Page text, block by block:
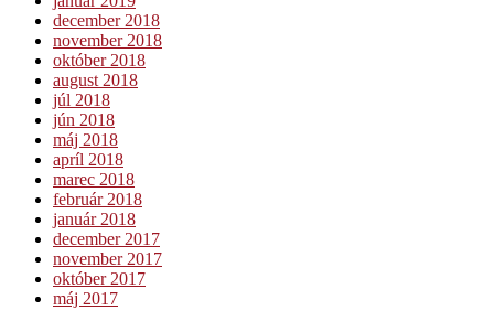
december 2018
november 2018
október 2018
august 2018
júl 2018
jún 2018
máj 2018
apríl 2018
marec 2018
február 2018
január 2018
december 2017
november 2017
október 2017
máj 2017